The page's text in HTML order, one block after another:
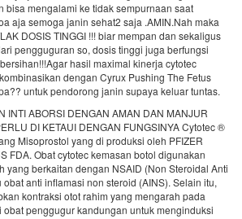
bisa mengalami ke tidak sempurnaan saat
aja semoga janin sehat2 saja .AMIN.Nah maka
DOSIS TINGGI !!! biar mempan dan sekaligus
pengguguran so, dosis tinggi juga berfungsi
hasil maximal kinerja cytotec
dengan Cyrux Pushing The Fetus
untuk pendorong janin supaya keluar tuntas.
INTI ABORSI DENGAN AMAN DAN MANJUR
DI KETAUI DENGAN FUNGSINYA Cytotec ®
Misoprostol yang di produksi oleh PFIZER
FDA. Obat cytotec kemasan botol digunakan
yang berkaitan dengan NSAID (Non Steroidal Anti
anti inflamasi non steroid (AINS). Selain itu,
kontraksi otot rahim yang mengarah pada
penggugur kandungan untuk menginduksi